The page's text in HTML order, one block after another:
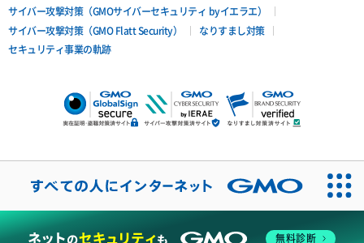
サイバー攻撃対策（GMOサイバーセキュリティ byイエラエ）
サイバー攻撃対策（GMO Flatt Security）
なりすまし対策
セキュリティ事業の軌跡
無料診断